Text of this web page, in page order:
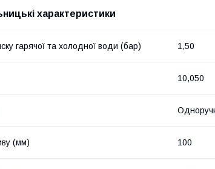
характеристики
гарячої та холодної води (бар) 1,50
10,050
(мм) 100